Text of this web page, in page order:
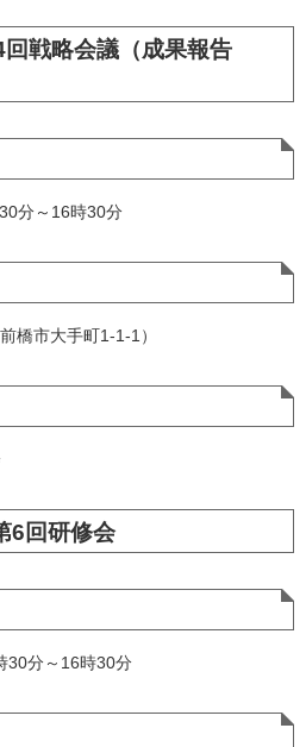
回戦略会議（成果報告
分～16時30分
橋市大手町1-1-1）
6回研修会
分～16時30分